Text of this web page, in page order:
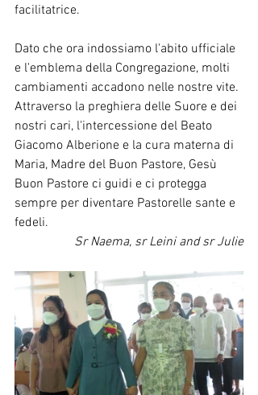
facilitatrice.
Dato che ora indossiamo l'abito ufficiale
e l'emblema della Congregazione, molti
cambiamenti accadono nelle nostre vite.
Attraverso la preghiera delle Suore e dei
nostri cari, l'intercessione del Beato
Giacomo Alberione e la cura materna di
Maria, Madre del Buon Pastore, Gesù
Buon Pastore ci guidi e ci protegga
sempre per diventare Pastorelle sante e
fedeli.
Sr Naema, sr Leini and sr Julie